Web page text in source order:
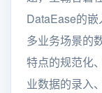
DataEase的嵌
多业务场景的
特点的规范化
业数据的录入